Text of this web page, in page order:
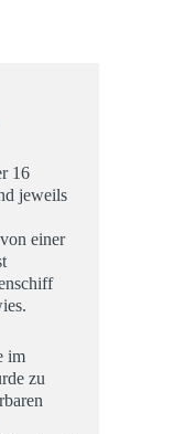
16
jeweils
einer
im
zu